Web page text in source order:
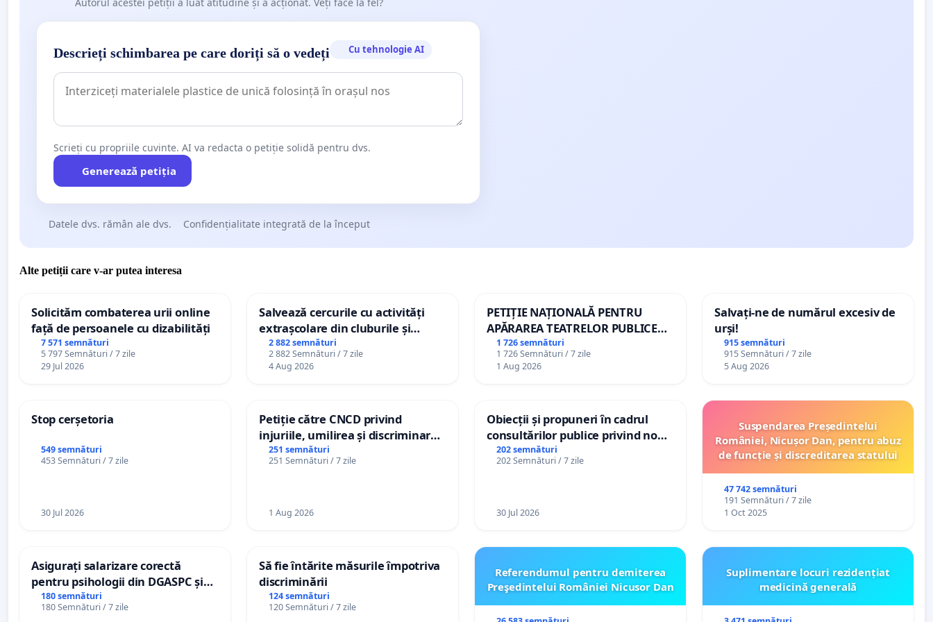
Descrieți schimbarea pe care doriți să o vedeți Cu tehnologie AI
Scrieți cu propriile cuvinte. AI va redacta o petiție solidă pentru dvs.
Generează petiția
Datele dvs. rămân ale dvs. Confidențialitate integrată de la început
Alte petiții care v-ar putea interesa
Solicităm combaterea urii online
față de persoanele cu dizabilități
7 571 semnături
5 797 Semnături / 7 zile
29 Jul 2026
Salvează cercurile cu activități
extrașcolare din cluburile și
palatele copiilor
2 882 semnături
2 882 Semnături / 7 zile
4 Aug 2026
PETIȚIE NAȚIONALĂ PENTRU
APĂRAREA TEATRELOR PUBLICE
DE REPERTORIU DIN ROMÂNIA
1 726 semnături
1 726 Semnături / 7 zile
1 Aug 2026
Salvați-ne de numărul excesiv de
urși!
915 semnături
915 Semnături / 7 zile
5 Aug 2026
Stop cerșetoria
549 semnături
453 Semnături / 7 zile
30 Jul 2026
Petiție către CNCD privind
injuriile, umilirea și discriminarea
persoanelor cu dizabilități de
către utilizatorul TikTok „Gorici”
251 semnături
251 Semnături / 7 zile
1 Aug 2026
Obiecții și propuneri în cadrul
consultărilor publice privind noul
Plan Urbanistic General (PUG)
Ialoveni
202 semnături
202 Semnături / 7 zile
30 Jul 2026
Suspendarea Președintelui
României, Nicușor Dan, pentru abuz
de funcție și discreditarea statului
47 742 semnături
191 Semnături / 7 zile
1 Oct 2025
Asigurați salarizare corectă
pentru psihologii din DGASPC și
spitale
180 semnături
180 Semnături / 7 zile
Să fie întărite măsurile împotriva
discriminării
124 semnături
120 Semnături / 7 zile
Referendumul pentru demiterea
Preşedintelui României Nicusor Dan
Suplimentare locuri rezidențiat
medicină generală